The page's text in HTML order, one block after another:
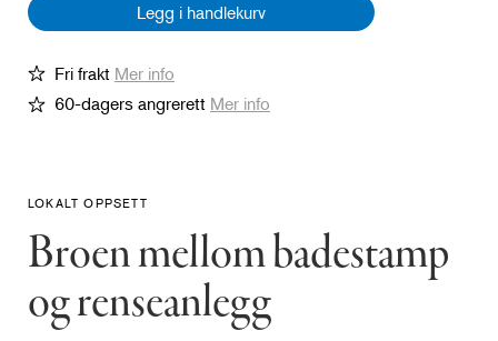
Legg i handlekurv
Fri frakt Mer info
60-dagers angrerett Mer info
LOKALT OPPSETT
Broen mellom badestamp
og renseanlegg